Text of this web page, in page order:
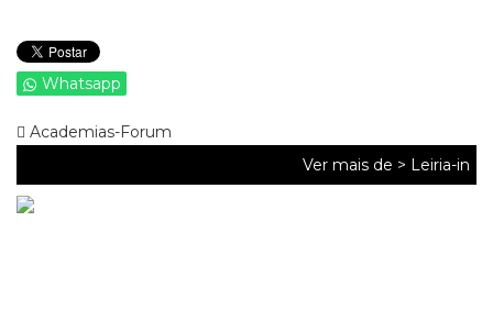
Whatsapp
Academias-Forum
Ver mais de > Leiria-in